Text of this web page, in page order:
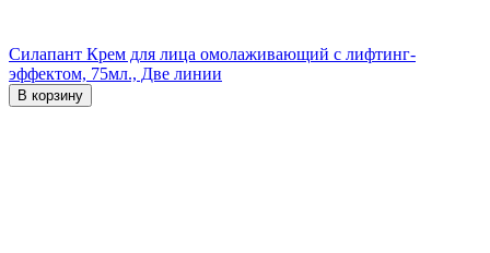
Силапант Крем для лица омолаживающий с лифтинг-
эффектом, 75мл., Две линии
В корзину